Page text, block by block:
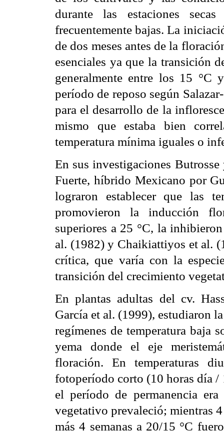
durante las estaciones
frecuentemente bajas. La
de dos meses antes de la
esenciales ya que la transición
generalmente entre los 15
período de reposo según
para el desarrollo de la
mismo que estaba bien
temperatura mínima iguales o
En sus investigaciones
Fuerte, híbrido Mexicano por
lograron establecer que las
promovieron la inducción
superiores a 25 °C, la
al. (1982) y Chaikiattiyos et al.
crítica, que varía con la
transición del crecimiento
En plantas adultas del cv.
García et al. (1999), estudiaron
regímenes de temperatura baja
yema donde el eje
floración. En temperaturas
fotoperíodo corto (10 horas día /
el período de permanencia
vegetativo prevaleció; mientras 4
más 4 semanas a 20/15 °C